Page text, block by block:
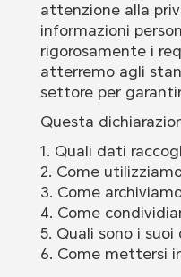
attenzione alla
informazioni
rigorosamente i
atterremo agli
settore per
Questa
1. Quali dati
2. Come
3. Come
4. Come
5. Quali sono i
6. Come mettersi